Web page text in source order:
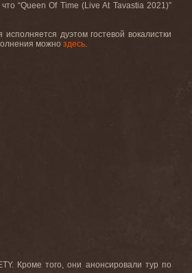
“Queen Of Time (Live At Tavastia2021)”
исполняется дуэтом гостевой вокалистки
можно здесь.
Кроме того, они анонсировали тур по